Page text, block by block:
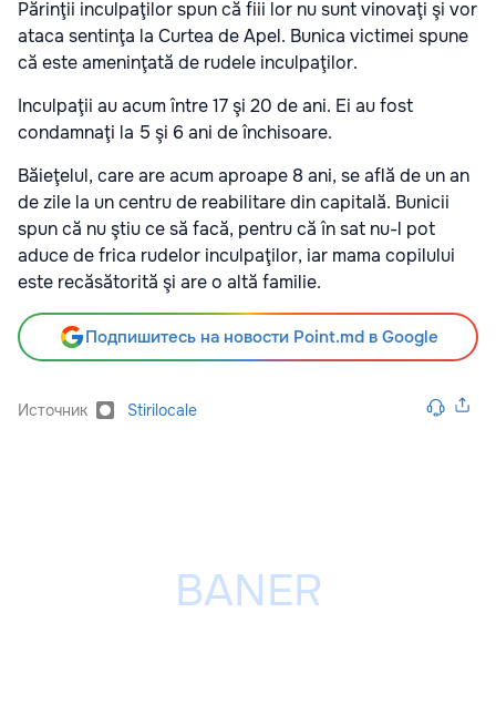
Părinţii inculpaţilor spun că fiii lor nu sunt vinovaţi şi vor
ataca sentinţa la Curtea de Apel. Bunica victimei spune
că este ameninţată de rudele inculpaţilor.
Inculpaţii au acum între 17 şi 20 de ani. Ei au fost
condamnaţi la 5 şi 6 ani de închisoare.
Băieţelul, care are acum aproape 8 ani, se află de un an
de zile la un centru de reabilitare din capitală. Bunicii
spun că nu ştiu ce să facă, pentru că în sat nu-l pot
aduce de frica rudelor inculpaţilor, iar mama copilului
este recăsătorită şi are o altă familie.
Подпишитесь на новости Point.md в Google
Источник Stirilocale